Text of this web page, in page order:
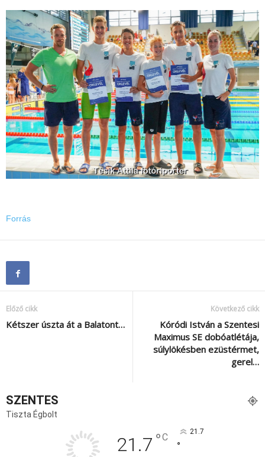
Forrás
Előző cikk
Kétszer úszta át a Balatont…
Következő cikk
Kóródi István a Szentesi
Maximus SE dobóatlétája,
súlylökésben ezüstérmet,
gerel…
SZENTES
Tiszta Égbolt
21.7 °C 21.7
°